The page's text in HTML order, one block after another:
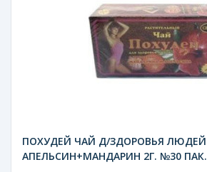
ПОХУДЕЙ ЧАЙ Д/ЗДОРОВЬЯ ЛЮДЕЙ
АПЕЛЬСИН+МАНДАРИН 2Г. №30 ПАК.